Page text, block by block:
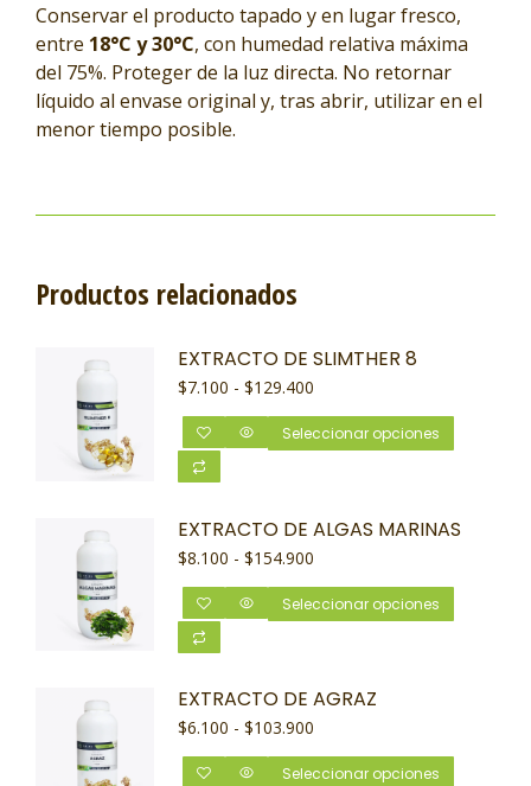
Conservar el producto tapado y en lugar fresco,
entre 18°C y 30°C, con humedad relativa máxima
del 75%. Proteger de la luz directa. No retornar
líquido al envase original y, tras abrir, utilizar en el
menor tiempo posible.
Productos relacionados
EXTRACTO DE SLIMTHER 8
$7.100 - $129.400
Seleccionar opciones
EXTRACTO DE ALGAS MARINAS
$8.100 - $154.900
Seleccionar opciones
EXTRACTO DE AGRAZ
$6.100 - $103.900
Seleccionar opciones